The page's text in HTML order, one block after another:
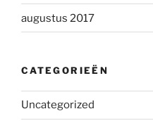
augustus 2017
CATEGORIEËN
Uncategorized